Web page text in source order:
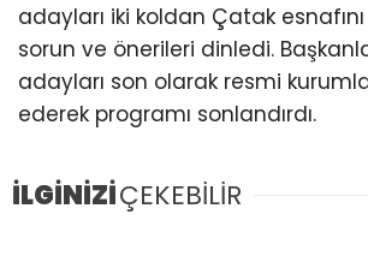
adayları iki koldan Çatak
sorun ve önerileri dinledi.
adayları son olarak resmi
ederek programı sonlandırdı.
İLGİNİZİÇEKEBİLİR